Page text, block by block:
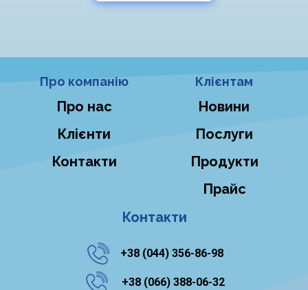
Про компанію
Про нас
Клієнти
Контакти
Клієнтам
Новини
Послуги
Продукти
Прайс
Контакти
+38 ‎(044) 356-86-98
‎ +38 (066) 388-06-32